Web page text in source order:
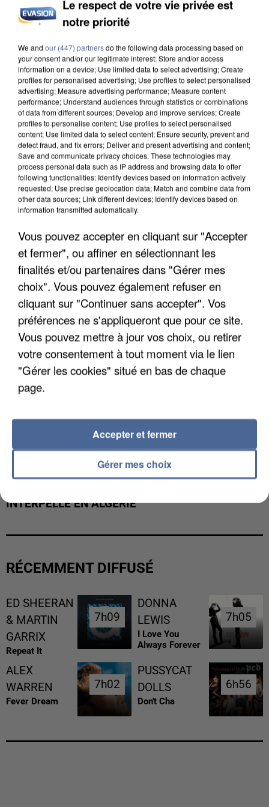
APRÈS TOUTES CES CANICULES, LES REFUGES
L’UN DES FONDATEURS SUPPOSÉS DE LA DZ
MAFIA INTERPELLÉ EN ALGÉRIE
INTERPELLÉ EN ALGÉRIE
RÉCEMMENT DIFFUSÉ
ED SHEERAN
& MARTIN
GARRIX
Repeat It
7h09
7h09
DONNA
LEWIS
I Love You
Always Forever
7h05
7h05
ALEX
WARREN
Fever Dream
7h02
7h02
PUSSYCAT
DOLLS
Don't Cha
6h56
6h56
Le respect de votre vie privée est
notre priorité
We and our (447) partnersdo the following data processing based on
your consent and/or our legitimate interest: Store and/or access
information on a device; Use limited data to select advertising; Create
profiles for personalised advertising; Use profiles to select personalised
advertising; Measure advertising performance; Measure content
performance; Understand audiences through statistics or combinations
of data from different sources; Develop and improve services; Create
profiles to personalise content; Use profiles to select personalised
content; Use limited data to select content; Ensure security, prevent and
detect fraud, and fix errors; Deliver and present advertising and content;
Save and communicate privacy choices. These technologies may
process personal data such as IP address and browsing data to offer
following functionalities: Identify devices based on information actively
requested; Use precise geolocation data; Match and combine data from
other data sources; Link different devices; Identify devices based on
information transmitted automatically.
Vous pouvez accepter en cliquant sur "Accepter
et fermer", ou affiner en sélectionnant les
finalités et/ou partenaires dans "Gérer mes
choix". Vous pouvez également refuser en
cliquant sur "Continuer sans accepter". Vos
préférences ne s'appliqueront que pour ce site.
Vous pouvez mettre à jour vos choix, ou retirer
votre consentement à tout moment via le lien
"Gérer les cookies" situé en bas de chaque
page.
Gérer mes choix
Accepter et fermer